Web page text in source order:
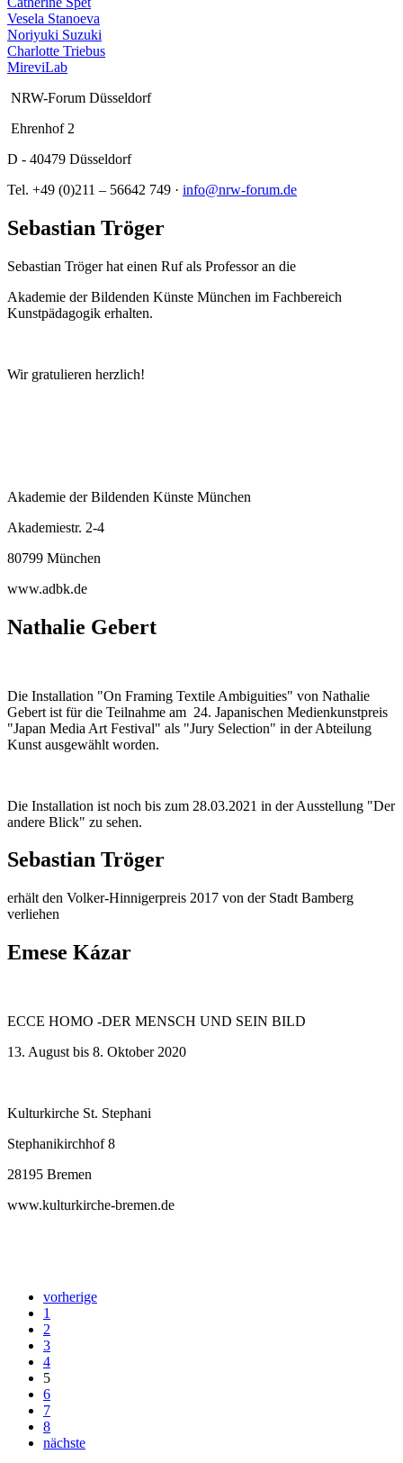
Vesela Stanoeva
Noriyuki Suzuki
Charlotte Triebus
MireviLab
NRW-Forum Düsseldorf
Ehrenhof 2
D - 40479 Düsseldorf
Tel. +49 (0)211 – 56642 749 · info@nrw-forum.de
Sebastian Tröger
Sebastian Tröger hat einen Ruf als Professor an die
Akademie der Bildenden Künste München im Fachbereich
Kunstpädagogik erhalten.
Wir gratulieren herzlich!
Akademie der Bildenden Künste München
Akademiestr. 2-4
80799 München
www.adbk.de
Nathalie Gebert
Die Installation "On Framing Textile Ambiguities" von Nathalie
Gebert ist für die Teilnahme am 24. Japanischen Medienkunstpreis
"Japan Media Art Festival" als "Jury Selection" in der Abteilung
Kunst ausgewählt worden.
Die Installation ist noch bis zum 28.03.2021 in der Ausstellung "Der
andere Blick" zu sehen.
Sebastian Tröger
erhält den Volker-Hinnigerpreis 2017 von der Stadt Bamberg
verliehen
Emese Kázar
ECCE HOMO -DER MENSCH UND SEIN BILD
13. August bis 8. Oktober 2020
Kulturkirche St. Stephani
Stephanikirchhof 8
28195 Bremen
www.kulturkirche-bremen.de
vorherige
1
2
3
4
5
6
7
8
nächste